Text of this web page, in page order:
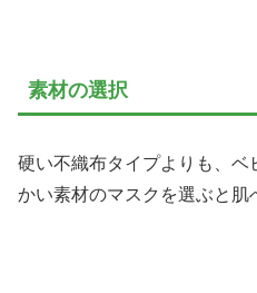
素材の選択
硬い不織布タイプよりも、ベ
かい素材のマスクを選ぶと肌